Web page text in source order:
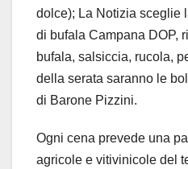
dolce); La Notizia sceglie
di bufala Campana DOP,
bufala, salsiccia, rucola,
della serata saranno le
di Barone Pizzini.
Ogni cena prevede una
agricole e vitivinicole del